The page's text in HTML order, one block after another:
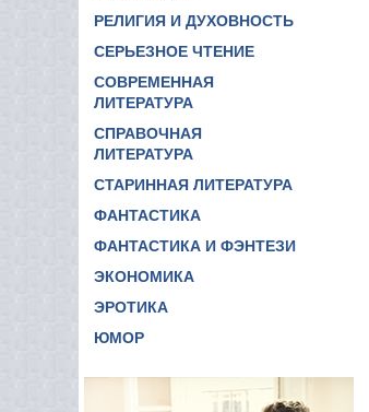
РЕЛИГИЯ И ДУХОВНОСТЬ
СЕРЬЕЗНОЕ ЧТЕНИЕ
СОВРЕМЕННАЯ
ЛИТЕРАТУРА
СПРАВОЧНАЯ
ЛИТЕРАТУРА
СТАРИННАЯ ЛИТЕРАТУРА
ФАНТАСТИКА
ФАНТАСТИКА И ФЭНТЕЗИ
ЭКОНОМИКА
ЭРОТИКА
ЮМОР